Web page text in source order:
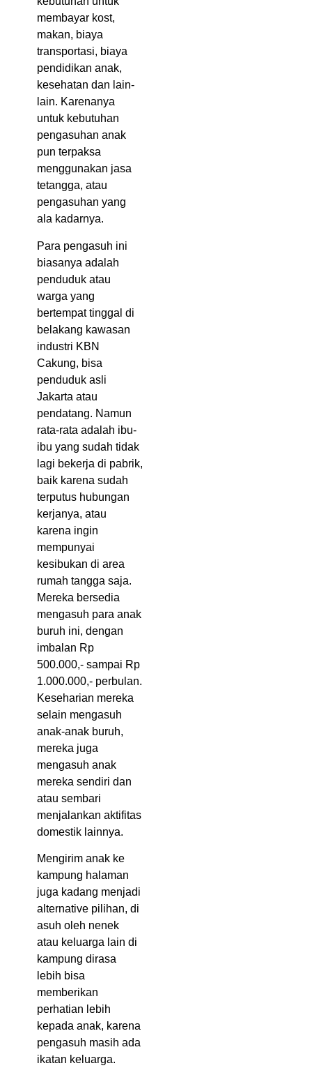
membayar kost,
makan, biaya
transportasi, biaya
pendidikan anak,
kesehatan dan lain-
lain. Karenanya
untuk kebutuhan
pengasuhan anak
pun terpaksa
menggunakan jasa
tetangga, atau
pengasuhan yang
ala kadarnya.
Para pengasuh ini
biasanya adalah
penduduk atau
warga yang
bertempat tinggal di
belakang kawasan
industri KBN
Cakung, bisa
penduduk asli
Jakarta atau
pendatang. Namun
rata-rata adalah ibu-
ibu yang sudah tidak
lagi bekerja di pabrik,
baik karena sudah
terputus hubungan
kerjanya, atau
karena ingin
mempunyai
kesibukan di area
rumah tangga saja.
Mereka bersedia
mengasuh para anak
buruh ini, dengan
imbalan Rp
500.000,- sampai Rp
1.000.000,- perbulan.
Keseharian mereka
selain mengasuh
anak-anak buruh,
mereka juga
mengasuh anak
mereka sendiri dan
atau sembari
menjalankan aktifitas
domestik lainnya.
Mengirim anak ke
kampung halaman
juga kadang menjadi
alternative pilihan, di
asuh oleh nenek
atau keluarga lain di
kampung dirasa
lebih bisa
memberikan
perhatian lebih
kepada anak, karena
pengasuh masih ada
ikatan keluarga.